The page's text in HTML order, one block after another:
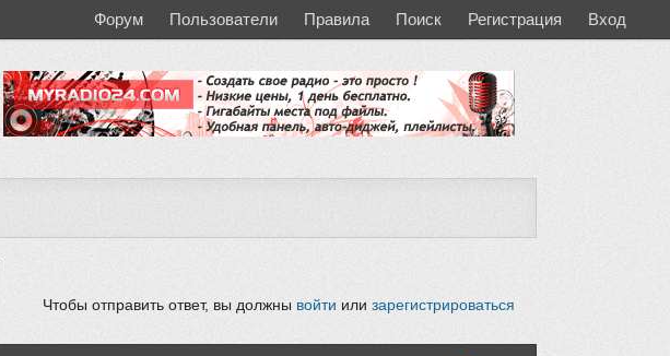
Форум Пользователи Правила Поиск Регистрация Вход
Чтобы отправить ответ, вы должны войти или зарегистрироваться